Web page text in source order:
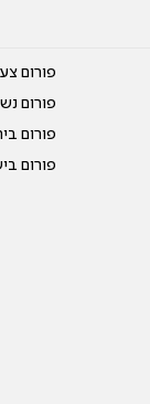
פורום
פורום
פורום
פורום